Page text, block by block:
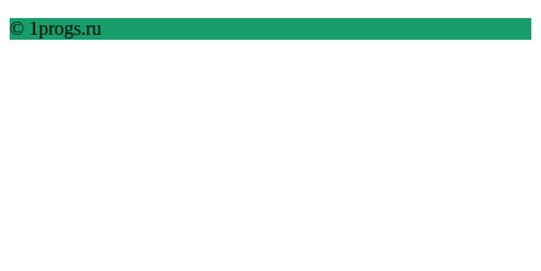
© 1progs.ru